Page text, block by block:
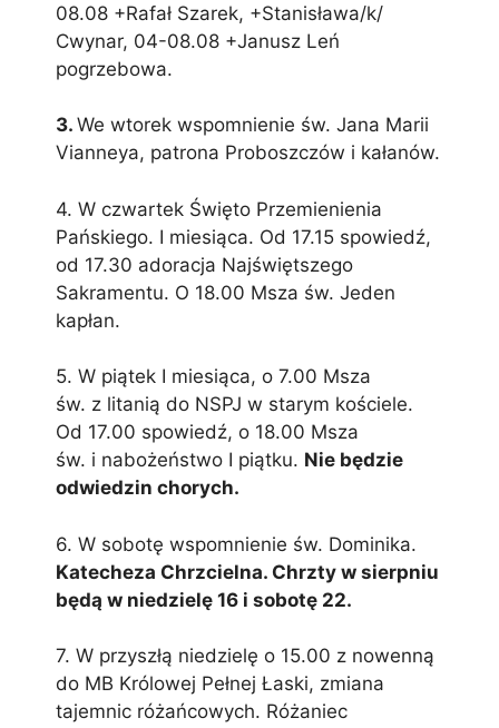
08.08 +Rafał Szarek, +Stanisława/k/
Cwynar, 04-08.08 +Janusz Leń
pogrzebowa.
3. We wtorek wspomnienie św. Jana Marii
Vianneya, patrona Proboszczów i kałanów.
4. W czwartek Święto Przemienienia
Pańskiego. I miesiąca. Od 17.15 spowiedź,
od 17.30 adoracja Najświętszego
Sakramentu. O 18.00 Msza św. Jeden
kapłan.
5. W piątek I miesiąca, o 7.00 Msza
św. z litanią do NSPJ w starym kościele.
Od 17.00 spowiedź, o 18.00 Msza
św. i nabożeństwo I piątku. Nie będzie
odwiedzin chorych.
6. W sobotę wspomnienie św. Dominika.
Katecheza Chrzcielna. Chrzty w sierpniu
będą w niedzielę 16 i sobotę 22.
7. W przyszłą niedzielę o 15.00 z nowenną
do MB Królowej Pełnej Łaski, zmiana
tajemnic różańcowych. Różaniec